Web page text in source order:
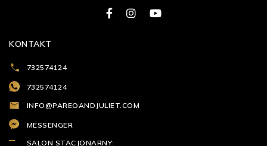
KONTAKT
732574124
732574124
INFO@PAREOANDJULIET.COM
MESSENGER
SALON STACJONARNY: